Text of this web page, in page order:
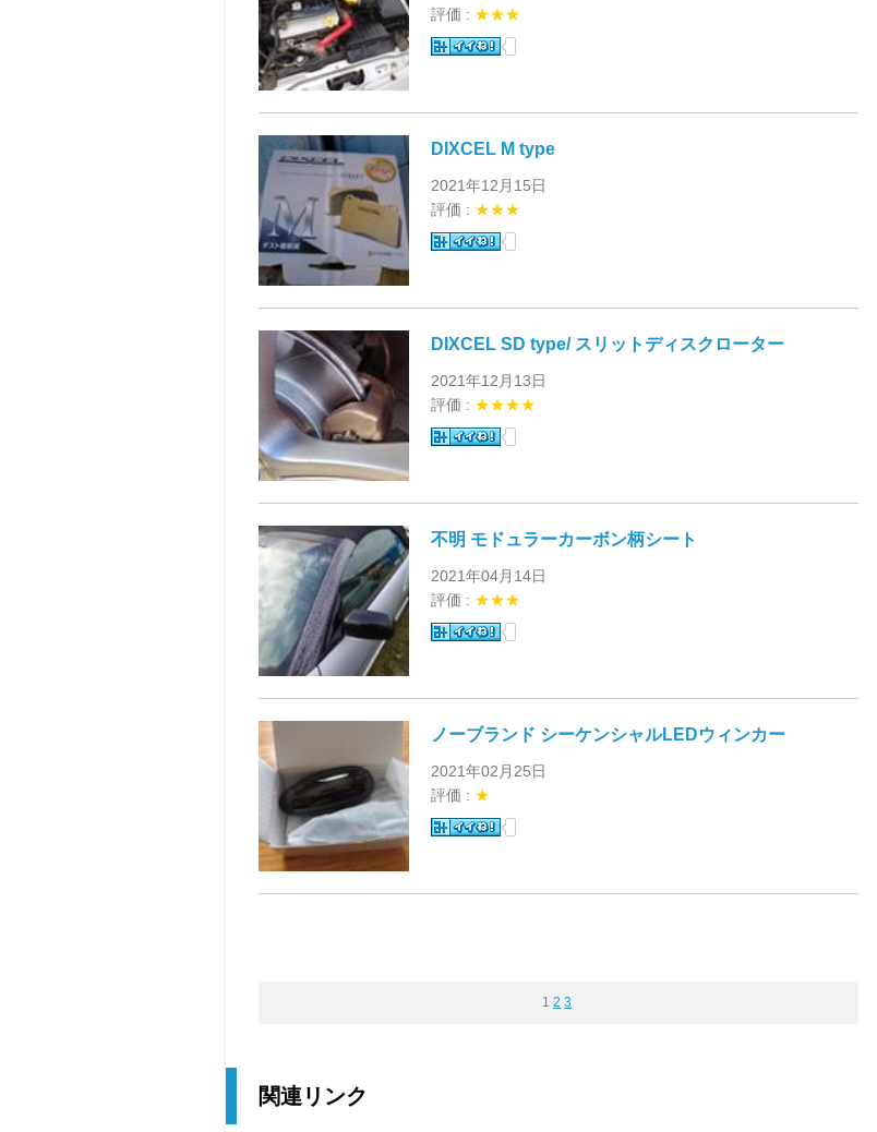
評価 : ★★★
DIXCEL M type
2021年12月15日
評価 : ★★★
DIXCEL SD type/ スリットディスクローター
2021年12月13日
評価 : ★★★★
不明 モドュラーカーボン柄シート
2021年04月14日
評価 : ★★★
ノーブランド シーケンシャルLEDウィンカー
2021年02月25日
評価 : ★
1 2 3
関連リンク